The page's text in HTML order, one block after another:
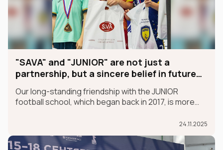
"SAVA" and "JUNIOR" are not just a
partnership, but a sincere belief in future
Our long-standing friendship with the JUNIOR
football school, which began back in 2017, is more
24.11.2025